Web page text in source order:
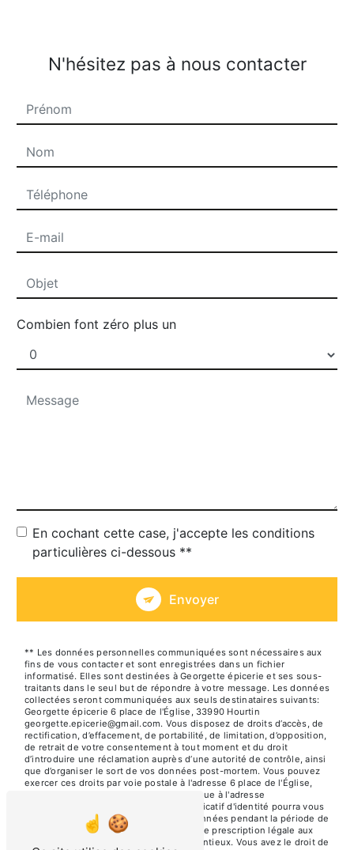
N'hésitez pas à nous contacter
Combien font zéro plus un
En cochant cette case, j'accepte les conditions
particulières ci-dessous **
Envoyer
** Les données personnelles communiquées sont nécessaires aux
fins de vous contacter et sont enregistrées dans un fichier
informatisé. Elles sont destinées à Georgette épicerie et ses sous-
traitants dans le seul but de répondre à votre message. Les données
collectées seront communiquées aux seuls destinataires suivants:
Georgette épicerie 6 place de l'Église, 33990 Hourtin
georgette.epicerie@gmail.com. Vous disposez de droits d’accès, de
rectification, d’effacement, de portabilité, de limitation, d’opposition,
de retrait de votre consentement à tout moment et du droit
d’introduire une réclamation auprès d’une autorité de contrôle, ainsi
que d’organiser le sort de vos données post-mortem. Vous pouvez
exercer ces droits par voie postale à l'adresse 6 place de l'Église,
33990 Hourtin ou par courrier électronique à l'adresse
georgette.epicerie@gmail.com. Un justificatif d'identité pourra vous
être demandé. Nous conservons vos données pendant la période de
prise de contact puis pendant la durée de prescription légale aux
fins probatoires et de gestion des contentieux. Vous avez le droit de